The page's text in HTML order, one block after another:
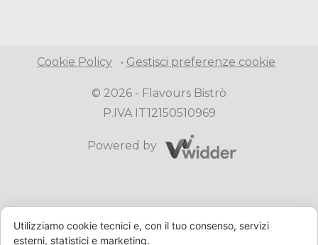
Cookie Policy • Gestisci preferenze cookie
© 2026 - Flavours Bistrò
P.IVA IT12150510969
Powered by
Utilizziamo cookie tecnici e, con il tuo consenso, servizi
esterni, statistici e marketing.